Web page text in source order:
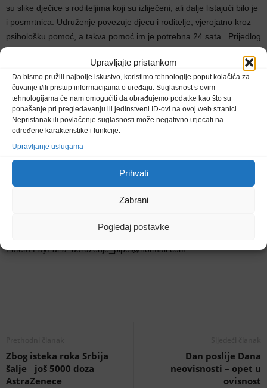
Upravljajte pristankom
Da bismo pružili najbolje iskustvo, koristimo tehnologije poput kolačića za
čuvanje i/ili pristup informacijama o uređaju. Suglasnost s ovim
tehnologijama će nam omogućiti da obrađujemo podatke kao što su
ponašanje pri pregledavanju ili jedinstveni ID-ovi na ovoj web stranici.
Nepristanak ili povlačenje suglasnosti može negativno utjecati na
određene karakteristike i funkcije.
Upravljanje uslugama
Prihvati
Zabrani
Pogledaj postavke
su slike dječice s roditeljima koji su izliječeni, ali dalje listajući bilo je
i posmrtnica. Udruženje povezuje djecu i roditelje, vjerojatno kroz
psihološku pomoć, a takva pomoć im je potrebna 24 sata. Prijedlog
da kupovinom maskica makar malo pomažemo toj djeci u Napretku
je bio odmah prihvačen“, ispričala nam je Božana Vilušić Tomić,
predsjednica HKDNapredak Lukavac.
U kampanju koju provodi PIPOL mogu se svi uključiti i pomoći poput
napretkovaca iz Lukavca:
Kupovinom maske za lice u iznosu od 5.00 KM.
Putem PayPal-a: udruzenje_pipol@hotmail.com
Zbog isteka roka Srbija
šalje još 5000 doza
AstraZenece
Dan poslije Dana
neovisnosti – opet u
ovisnost